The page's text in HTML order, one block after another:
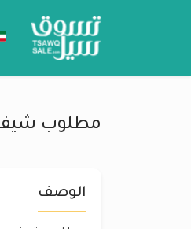
مطلوب شيف
الوصف